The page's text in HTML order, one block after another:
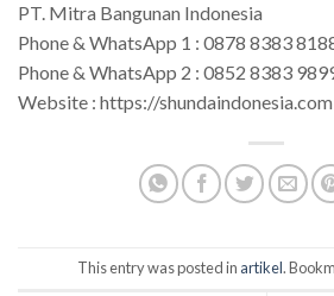
PT. Mitra Bangunan Indonesia
Phone & WhatsApp 1 : 0878 8383
Phone & WhatsApp 2 : 0852 8383
Website : https://shundaindonesia.com
This entry was posted in artikel.